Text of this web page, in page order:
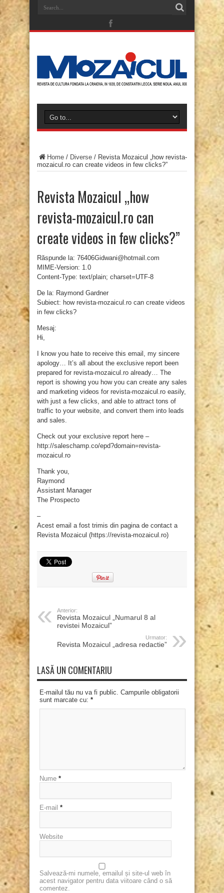
Home / Diverse / Revista Mozaicul „how revista-
mozaicul.ro can create videos in few clicks?”
Revista Mozaicul „how
revista-mozaicul.ro can
create videos in few clicks?”
Răspunde la: 76406Gidwani@hotmail.com
MIME-Version: 1.0
Content-Type: text/plain; charset=UTF-8
De la: Raymond Gardner
Subiect: how revista-mozaicul.ro can create videos
in few clicks?
Mesaj:
Hi,
I know you hate to receive this email, my sincere
apology… It’s all about the exclusive report been
prepared for revista-mozaicul.ro already… The
report is showing you how you can create any sales
and marketing videos for revista-mozaicul.ro easily,
with just a few clicks, and able to attract tons of
traffic to your website, and convert them into leads
and sales.
Check out your exclusive report here –
http://saleschamp.co/epd?domain=revista-
mozaicul.ro
Thank you,
Raymond
Assistant Manager
The Prospecto
–
Acest email a fost trimis din pagina de contact a
Revista Mozaicul (https://revista-mozaicul.ro)
Anterior:
Revista Mozaicul „Numarul 8 al
revistei Mozaicul”
Urmator:
Revista Mozaicul „adresa redactie”
LASĂ UN COMENTARIU
E-mailul tău nu va fi public. Campurile obligatorii
sunt marcate cu: *
Nume *
E-mail *
Website
Salvează-mi numele, emailul și site-ul web în
acest navigator pentru data viitoare când o să
comentez.